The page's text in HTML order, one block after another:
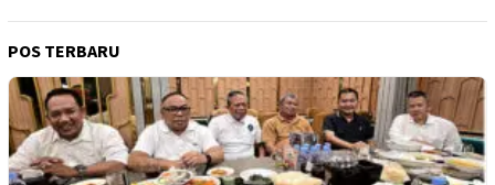
POS TERBARU